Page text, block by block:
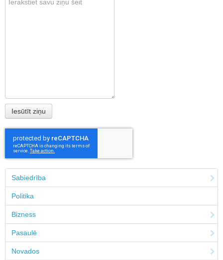
Sabiedrība
Politika
Bizness
Pasaulē
Novados